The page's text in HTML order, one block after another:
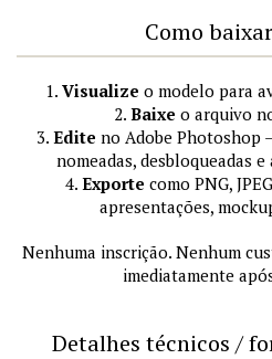
Como
1. Visualize o modelo para
2. Baixe o arquivo
3. Edite no Adobe Photoshop
nomeadas, desbloqueadas
4. Exporte como PNG,
apresentações,
Nenhuma inscrição. Nenhum
imediatamente
Detalhes técnicos /